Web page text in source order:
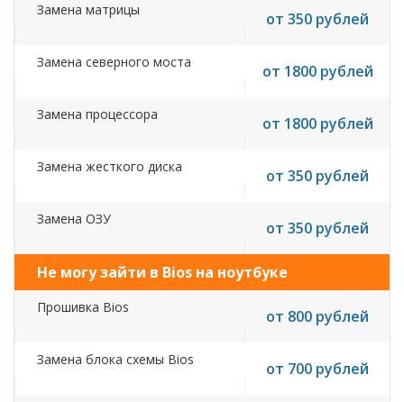
Замена матрицы от 350 рублей
Замена северного моста от 1800 рублей
Замена процессора от 1800 рублей
Замена жесткого диска от 350 рублей
Замена ОЗУ от 350 рублей
Не могу зайти в Bios на ноутбуке
Прошивка Bios от 800 рублей
Замена блока схемы Bios от 700 рублей